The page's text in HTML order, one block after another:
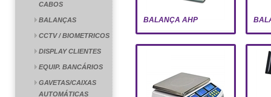
CABOS
BALANÇAS
CCTV / BIOMETRICOS
DISPLAY CLIENTES
EQUIP. BANCÁRIOS
GAVETAS/CAIXAS
AUTOMÁTICAS
BALANÇA AHP